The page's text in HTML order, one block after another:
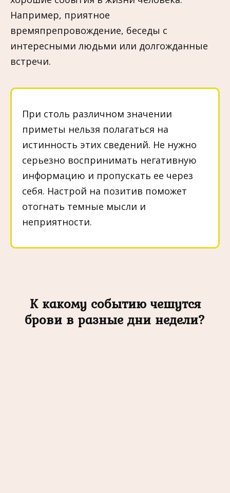
Например, приятное
времяпрепровождение, беседы с
интересными людьми или долгожданные
встречи.
При столь различном значении
приметы нельзя полагаться на
истинность этих сведений. Не нужно
серьезно воспринимать негативную
информацию и пропускать ее через
себя. Настрой на позитив поможет
отогнать темные мысли и
неприятности.
К какому событию чешутся
брови в разные дни недели?